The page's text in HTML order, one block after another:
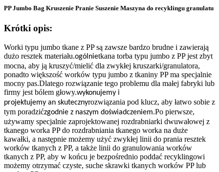
PP Jumbo Bag Kruszenie Pranie Suszenie Maszyna do recyklingu granulatu
Krótki opis:
Worki typu jumbo tkane z PP są zawsze bardzo brudne i zawierają
dużo resztek materiału.ogólnietkana torba typu jumbo z PP jest zbyt
mocna, aby ją kruszyć/mielić dla zwykłej kruszarki/granulatora,
ponadto większość worków typu jumbo z tkaniny PP ma specjalnie
mocny pas.Dlatego rozwiązanie tego problemu dla małej fabryki lub
firmy jest bólem głowy.wykonujemy i
projektujemy an skutecznyrozwiązania pod klucz, aby łatwo sobie z
tym poradzićzgodnie z naszym doświadczeniem.Po pierwsze,
używamy specjalnie zaprojektowanej rozdrabniarki dwuwałowej z
tkanego worka PP do rozdrabniania tkanego worka na duże
kawałki, a następnie możemy użyć zwykłej linii do prania resztek
worków tkanych z PP, a także linii do granulowania worków
tkanych z PP, aby w końcu je bezpośrednio poddać recyklingowi
możemy otrzymać czyste, suche skrawki tkanych worków PP lub